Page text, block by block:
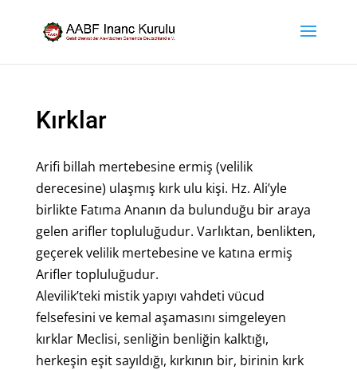
Kırklar
Arifi billah mertebesine ermiş (velilik
derecesine) ulaşmış kırk ulu kişi. Hz. Ali’yle
birlikte Fatıma Ananın da bulunduğu bir araya
gelen arifler topluluğudur. Varlıktan, benlikten,
geçerek velilik mertebesine ve katına ermiş
Arifler topluluğudur.
Alevilik’teki mistik yapıyı vahdeti vücud
felsefesini ve kemal aşamasını simgeleyen
kırklar Meclisi, senliğin benliğin kalktığı,
herkeşin eşit sayıldığı, kırkının bir, birinin kırk